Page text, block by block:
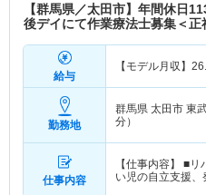
【群馬県／太田市】年間休日
後デイにて作業療法士募集＜正
給与
【モデル月収】
勤務地
群馬県 太田市 東
分）
仕事内容
【仕事内容】 ■
い児の自立支援